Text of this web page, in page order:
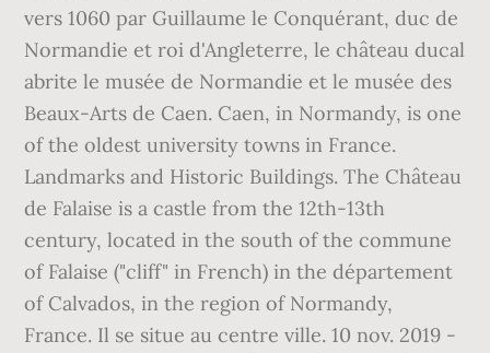
vers 1060 par Guillaume le Conquérant, duc de
Normandie et roi d'Angleterre, le château ducal
abrite le musée de Normandie et le musée des
Beaux-Arts de Caen. Caen, in Normandy, is one
of the oldest university towns in France.
Landmarks and Historic Buildings. The Château
de Falaise is a castle from the 12th-13th
century, located in the south of the commune
of Falaise ("cliff" in French) in the département
of Calvados, in the region of Normandy,
France. Il se situe au centre ville. 10 nov. 2019 -